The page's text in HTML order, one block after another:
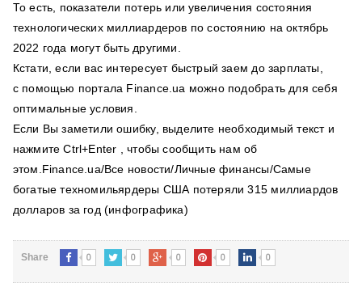
То есть, показатели потерь или увеличения состояния
технологических миллиардеров по состоянию на октябрь
2022 года могут быть другими.
Кстати, если вас интересует быстрый заем до зарплаты,
с помощью портала Finance.ua можно подобрать для себя
оптимальные условия.
Если Вы заметили ошибку, выделите необходимый текст и
нажмите Ctrl+Enter , чтобы сообщить нам об
этом.Finance.ua/Все новости/Личные финансы/Самые
богатые техномильярдеры США потеряли 315 миллиардов
долларов за год (инфографика)
Share 0 0 0 0 0